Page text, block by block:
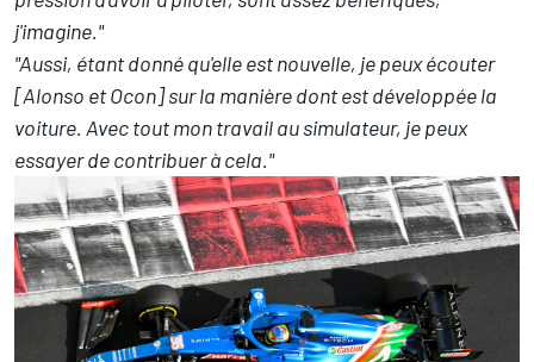
j'imagine."
"Aussi, étant donné qu'elle est nouvelle, je peux écouter
[Alonso et Ocon] sur la manière dont est développée la
voiture. Avec tout mon travail au simulateur, je peux
essayer de contribuer à cela."